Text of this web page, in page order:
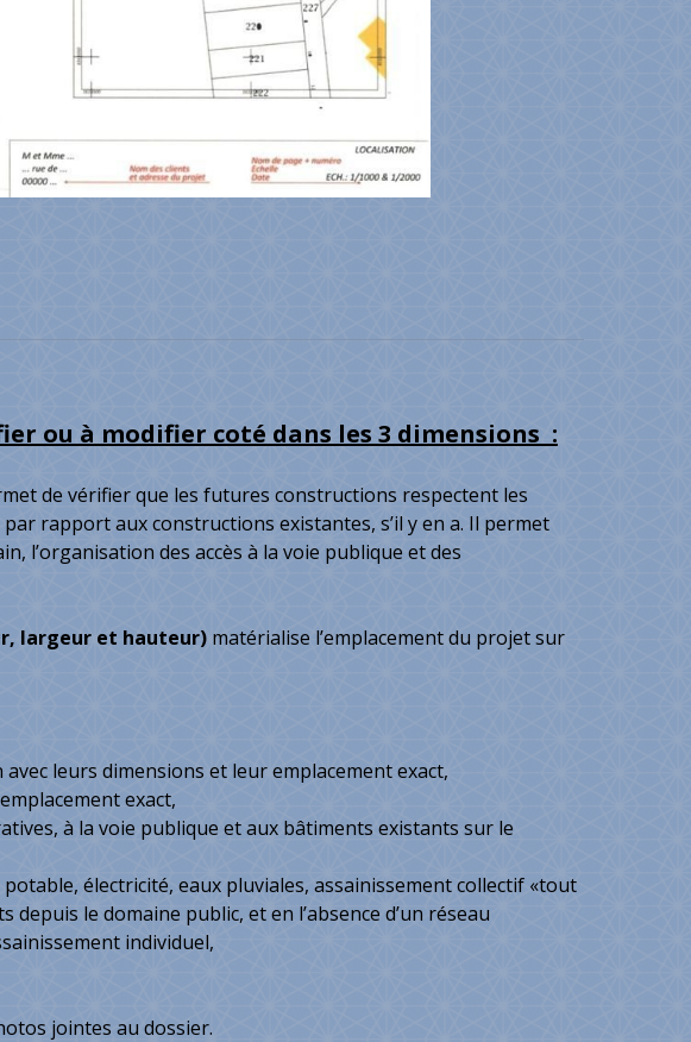
ou à modifier coté dans les 3 dimensions :
de vérifier que les futures constructions respectent les
rapport aux constructions existantes, s’il y en a. Il permet
l’organisation des accès à la voie publique et des
largeur et hauteur)matérialise l’emplacement du projet sur
leurs dimensions et leur emplacement exact,
exact,
à la voie publique et aux bâtiments existants sur le
électricité, eaux pluviales, assainissement collectif «tout
le domaine public, et en l’absence d’un réseau
individuel,
jointes au dossier.